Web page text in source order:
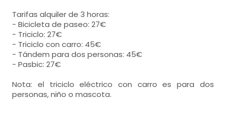
Tarifas alquiler de 3 horas:
- Bicicleta de paseo: 27€
- Triciclo: 27€
- Triciclo con carro: 45€
- Tándem para dos personas: 45€
- Pasbic: 27€
Nota: el triciclo eléctrico con carro es para dos
personas, niño o mascota.